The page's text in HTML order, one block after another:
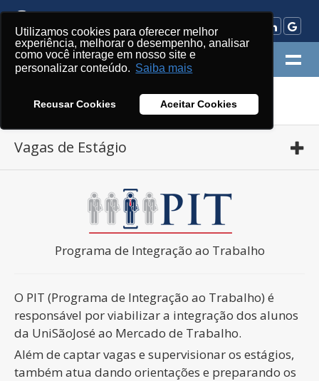
Utilizamos cookies para oferecer melhor
experiência, melhorar o desempenho, analisar
como você interage em nosso site e
personalizar conteúdo. Saiba mais
Recusar Cookies Aceitar Cookies
MENU
UniSãoJosé»Vagas de Estágio
Vagas de Estágio
Programa de Integração ao Trabalho
O PIT (Programa de Integração ao Trabalho) é
responsável por viabilizar a integração dos alunos
da UniSãoJosé ao Mercado de Trabalho.
Além de captar vagas e supervisionar os estágios,
também atua dando orientações e preparando os